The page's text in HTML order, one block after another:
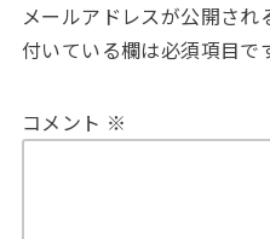
メールアドレスが公開され
付いている欄は必須項目で
コメント ※